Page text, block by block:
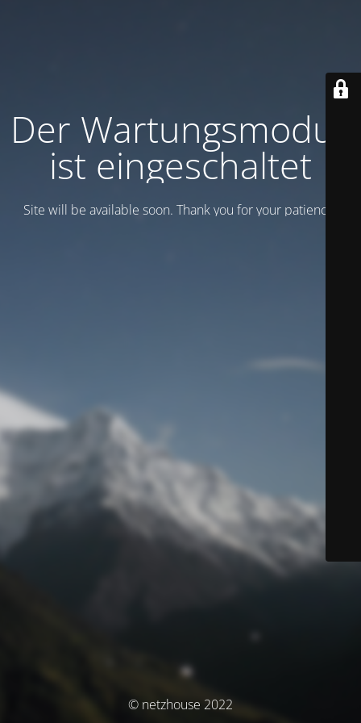
Der Wartungsmodus
ist eingeschaltet
Site will be available soon. Thank you for your patience!
© netzhouse 2022